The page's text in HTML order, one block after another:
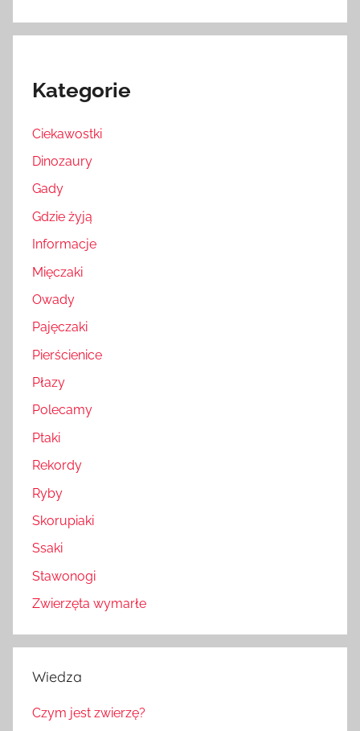
Kategorie
Ciekawostki
Dinozaury
Gady
Gdzie żyją
Informacje
Mięczaki
Owady
Pajęczaki
Pierścienice
Płazy
Polecamy
Ptaki
Rekordy
Ryby
Skorupiaki
Ssaki
Stawonogi
Zwierzęta wymarłe
Wiedza
Czym jest zwierzę?